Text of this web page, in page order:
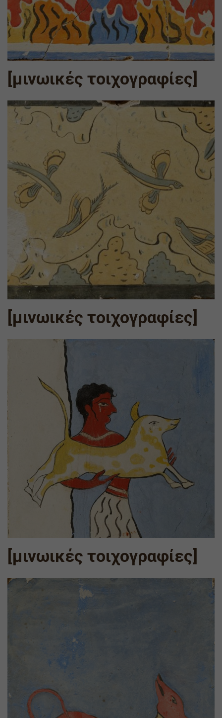
[μινωικές τοιχογραφίες]
[μινωικές τοιχογραφίες]
[μινωικές τοιχογραφίες]